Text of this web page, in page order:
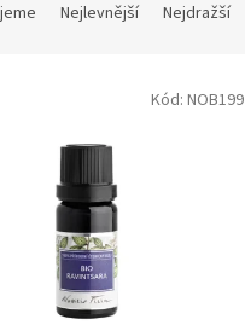
Nejlevnější Nejdražší
Kód: NOB199